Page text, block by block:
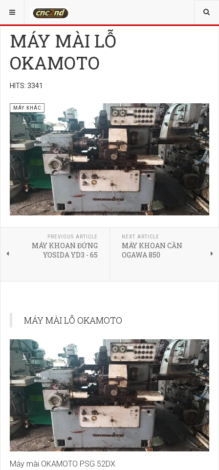
YOU ARE HERE: MÁY KHÁC
MÁY MÀI LỖ
OKAMOTO
HITS: 3341
MÁY KHÁC
PREVIOUS ARTICLE
MÁY KHOAN ĐỨNG
YOSIDA YD3 - 65
NEXT ARTICLE
MÁY KHOAN CẦN
OGAWA 850
MÁY MÀI LỖ OKAMOTO
Máy mài OKAMOTO PSG 52DX